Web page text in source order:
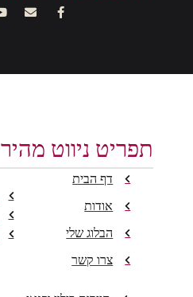
תפריט ניווט מהיר
דף הבית
אודות
הבלוג שלי
צרו קשר